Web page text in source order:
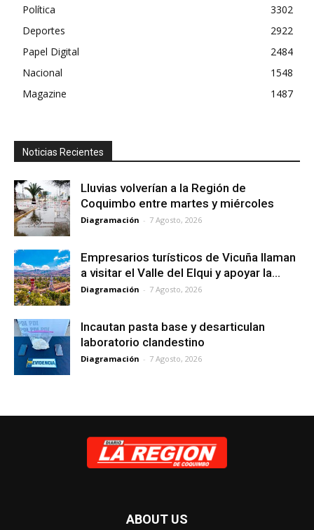
Política
3302
Deportes
2922
Papel Digital
2484
Nacional
1548
Magazine
1487
Noticias Recientes
Lluvias volverían a la Región de
Coquimbo entre martes y miércoles
Diagramación - 7 Agosto, 2026
Empresarios turísticos de Vicuña llaman
a visitar el Valle del Elqui y apoyar la...
Diagramación - 7 Agosto, 2026
Incautan pasta base y desarticulan
laboratorio clandestino
Diagramación - 7 Agosto, 2026
ABOUT US